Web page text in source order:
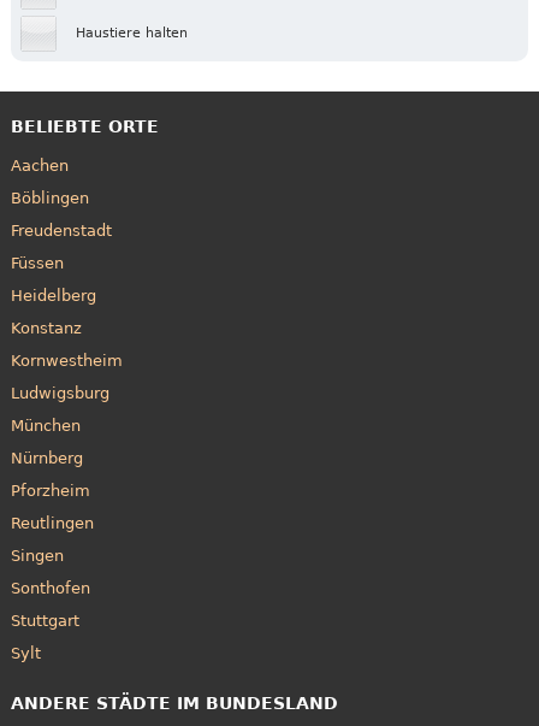
Haustiere halten
BELIEBTE ORTE
Aachen
Böblingen
Freudenstadt
Füssen
Heidelberg
Konstanz
Kornwestheim
Ludwigsburg
München
Nürnberg
Pforzheim
Reutlingen
Singen
Sonthofen
Stuttgart
Sylt
ANDERE STÄDTE IM BUNDESLAND